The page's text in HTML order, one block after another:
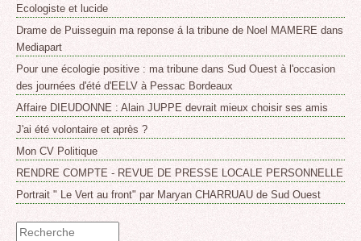
Ecologiste et lucide
Drame de Puisseguin ma reponse á la tribune de Noel MAMERE dans
Mediapart
Pour une écologie positive : ma tribune dans Sud Ouest à l'occasion
des journées d'été d'EELV à Pessac Bordeaux
Affaire DIEUDONNE : Alain JUPPE devrait mieux choisir ses amis
J'ai été volontaire et après ?
Mon CV Politique
RENDRE COMPTE - REVUE DE PRESSE LOCALE PERSONNELLE
Portrait " Le Vert au front" par Maryan CHARRUAU de Sud Ouest